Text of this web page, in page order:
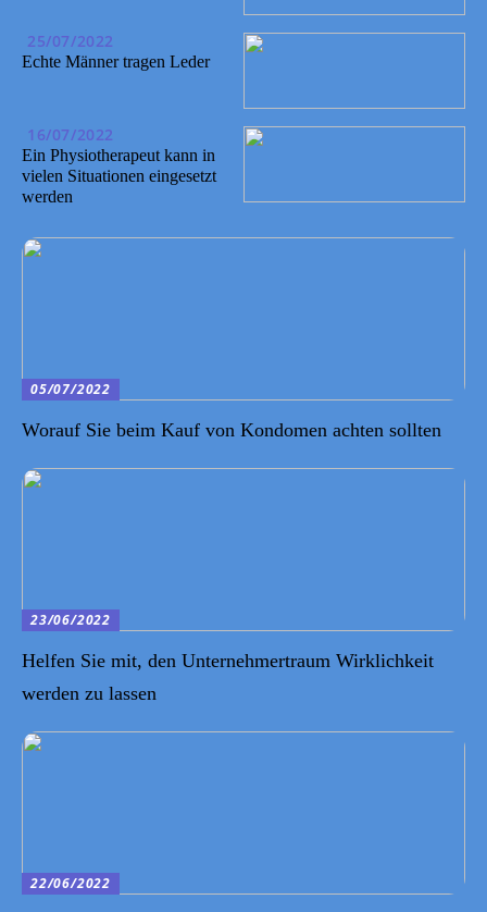
25/07/2022
Echte Männer tragen Leder
16/07/2022
Ein Physiotherapeut kann in
vielen Situationen eingesetzt
werden
05/07/2022
Worauf Sie beim Kauf von Kondomen achten sollten
23/06/2022
Helfen Sie mit, den Unternehmertraum Wirklichkeit
werden zu lassen
22/06/2022